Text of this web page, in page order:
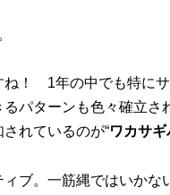
！ 1年の中でも特に
パターンも色々確立さ
れているのが“ワカサ
ブ。一筋縄ではいかな